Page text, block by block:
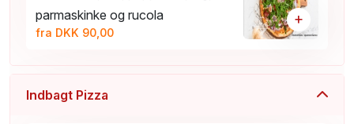
parmaskinke og rucola
fra DKK 90,00
+
Indbagt Pizza